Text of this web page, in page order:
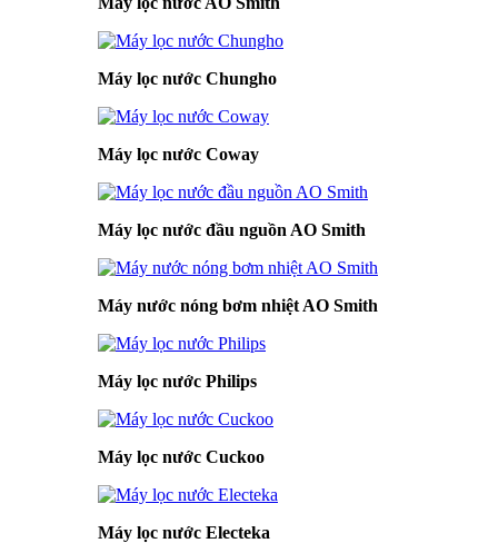
Máy lọc nước Chungho
Máy lọc nước Coway
Máy lọc nước đầu nguồn AO Smith
Máy nước nóng bơm nhiệt AO Smith
Máy lọc nước Philips
Máy lọc nước Cuckoo
Máy lọc nước Electeka